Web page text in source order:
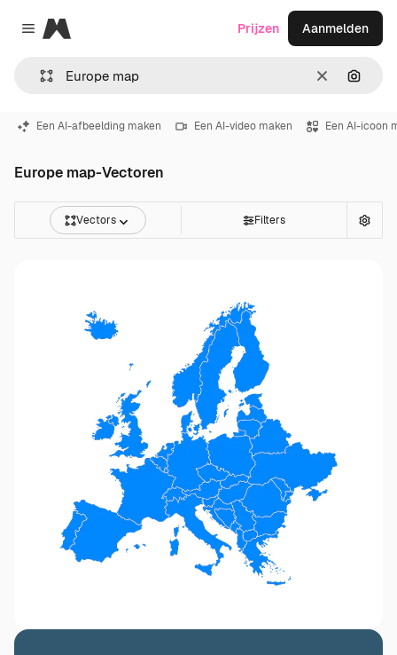
Close menu
Magnific
Wissen
Prijzen Aanmelden
Een AI-afbeelding maken Een AI-video maken Een AI-icoon
Europe map-Vectoren
Vectors Filters